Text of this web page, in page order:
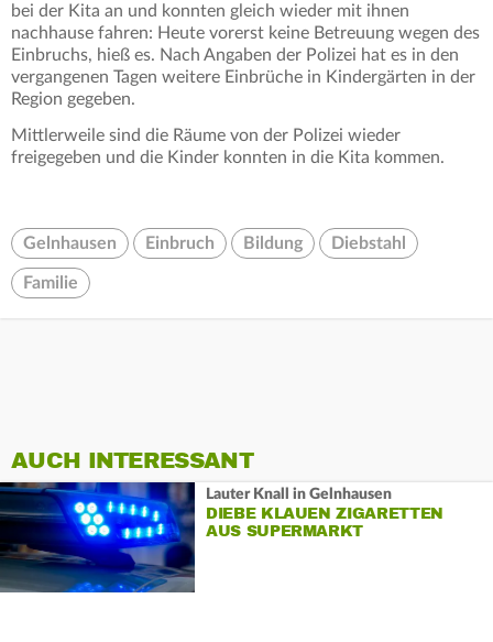
bei der Kita an und konnten gleich wieder mit ihnen
nachhause fahren: Heute vorerst keine Betreuung wegen des
Einbruchs, hieß es. Nach Angaben der Polizei hat es in den
vergangenen Tagen weitere Einbrüche in Kindergärten in der
Region gegeben.
Mittlerweile sind die Räume von der Polizei wieder
freigegeben und die Kinder konnten in die Kita kommen.
Gelnhausen Einbruch Bildung Diebstahl
Familie
AUCH INTERESSANT
Lauter Knall in Gelnhausen
DIEBE KLAUEN ZIGARETTEN
AUS SUPERMARKT